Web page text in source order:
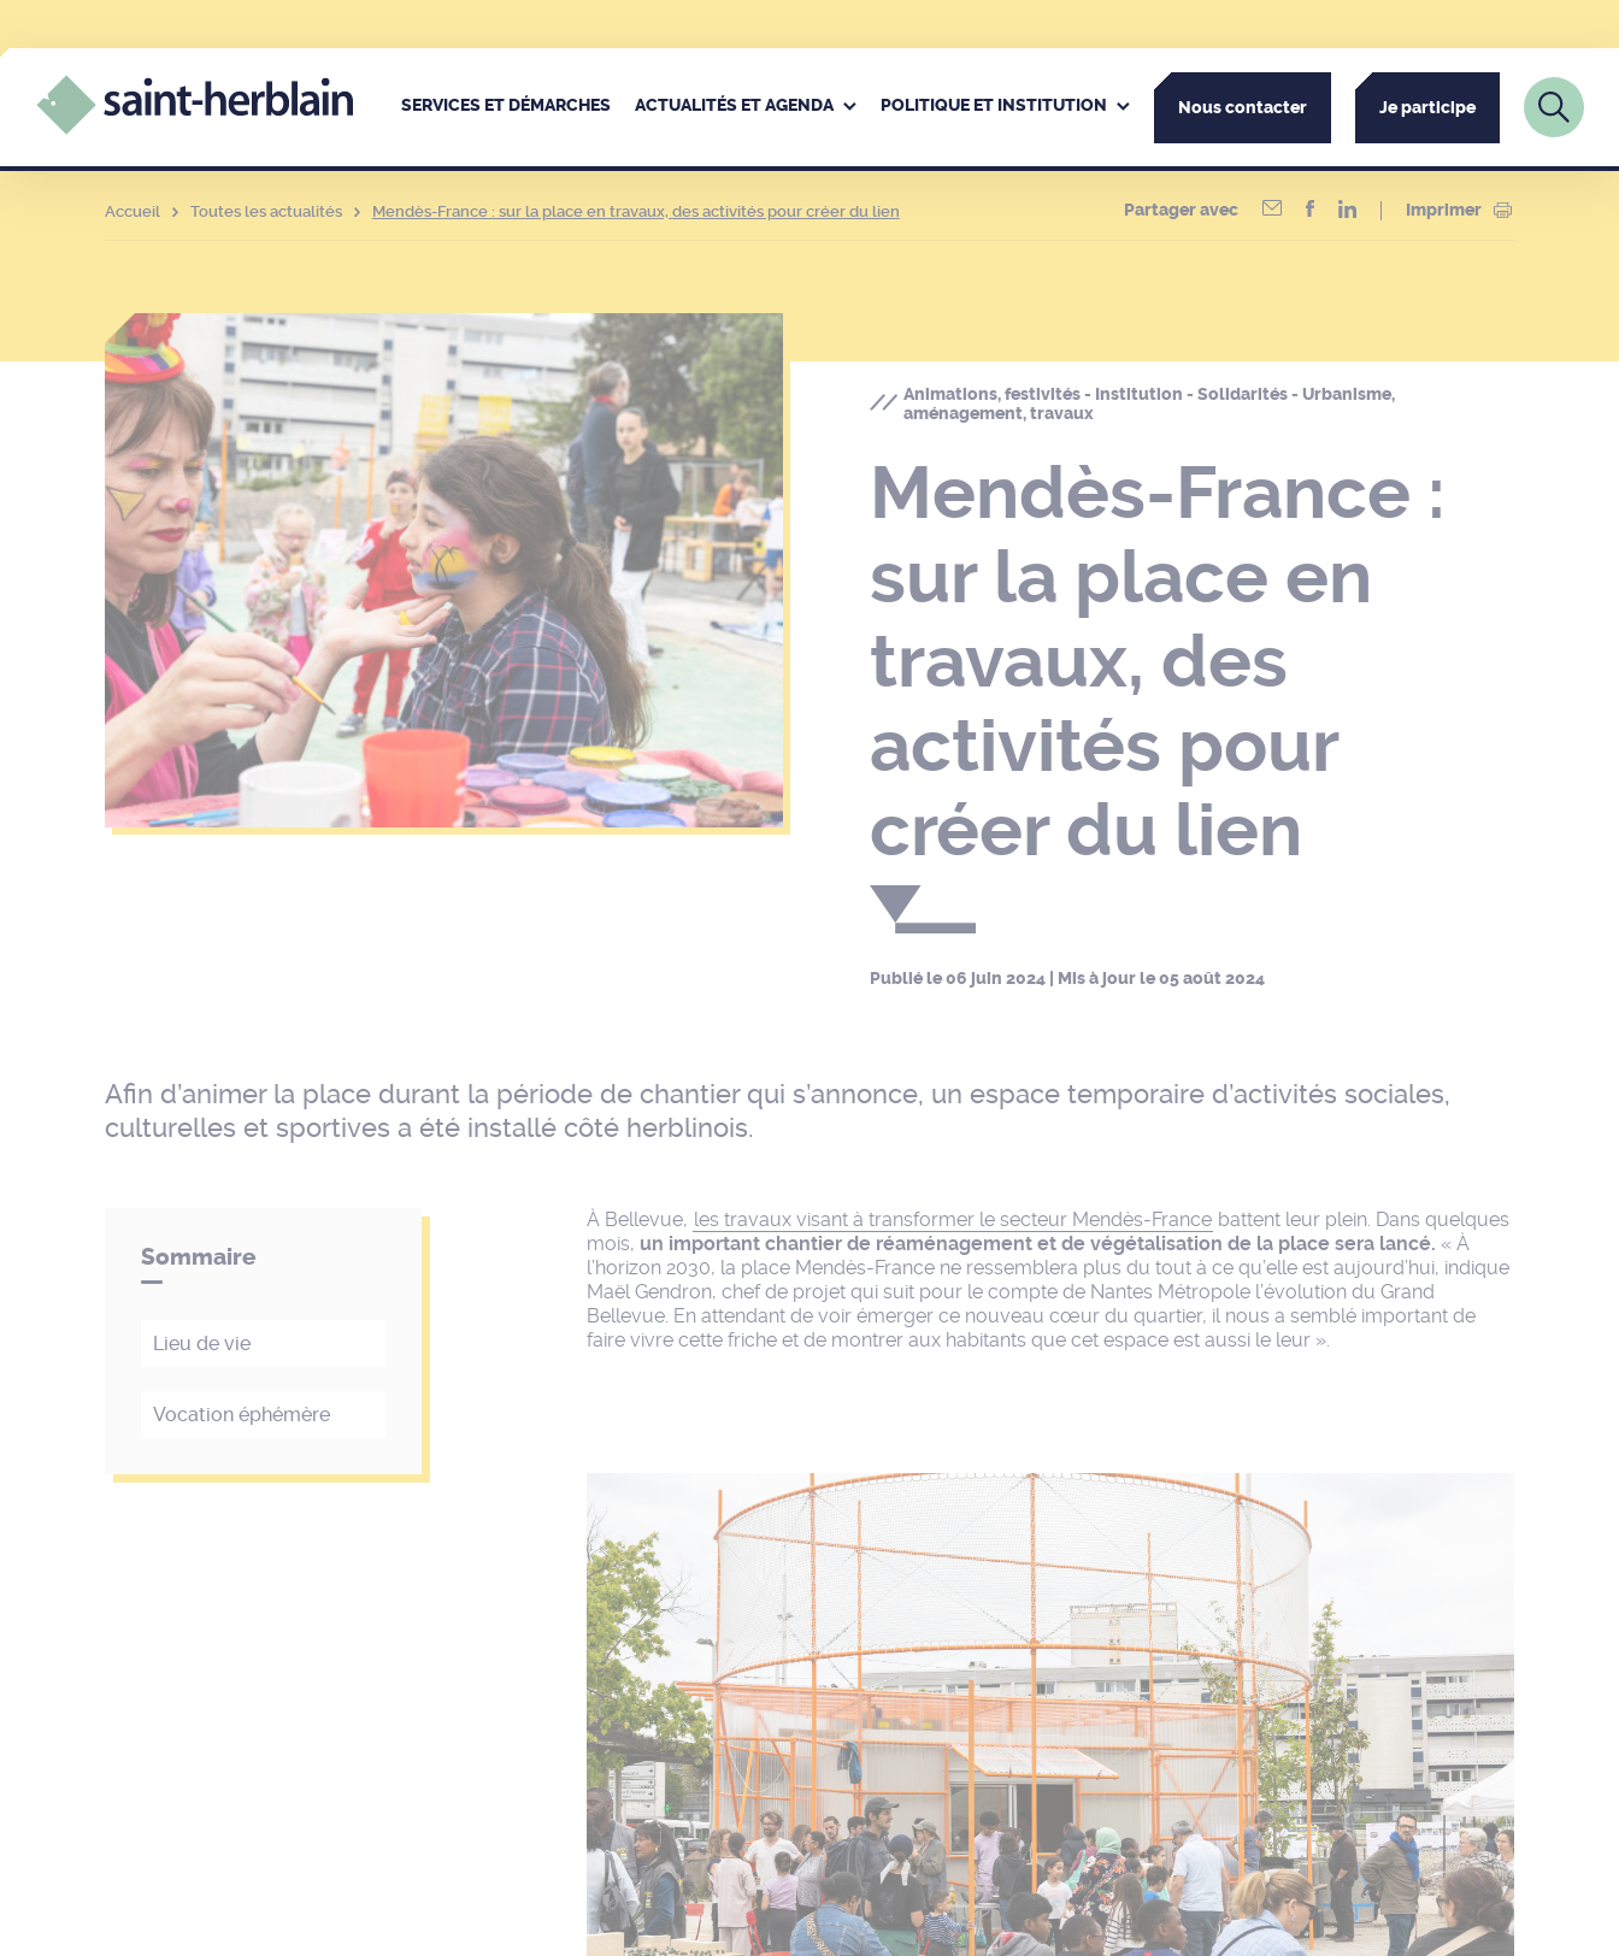
SERVICES ET DÉMARCHES ACTUALITÉS ET AGENDA POLITIQUE ET INSTITUTION Nous contacter Je participe
Accueil Toutes les actualités Mendès-France : sur la place en travaux, des activités pour créer du lien Partager avec Imprimer
Animations, festivités - Institution - Solidarités - Urbanisme,
aménagement, travaux
Mendès-France :
sur la place en
travaux, des
activités pour
créer du lien
Publié le06 juin 2024| Mis à jour le05 août 2024
Afin d’animer la place durant la période de chantier qui s’annonce, un espace temporaire d’activités sociales,
culturelles et sportives a été installé côté herblinois.
Sommaire
Lieu de vie
Vocation éphémère
À Bellevue, les travaux visant à transformer le secteur Mendès-France battent leur plein. Dans quelques
mois, un important chantier de réaménagement et de végétalisation de la place sera lancé. « À
l’horizon 2030, la place Mendès-France ne ressemblera plus du tout à ce qu’elle est aujourd’hui, indique
Maël Gendron, chef de projet qui suit pour le compte de Nantes Métropole l’évolution du Grand
Bellevue. En attendant de voir émerger ce nouveau cœur du quartier, il nous a semblé important de
faire vivre cette friche et de montrer aux habitants que cet espace est aussi le leur ».